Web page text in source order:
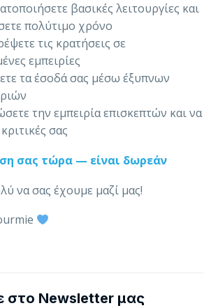
βασικές λειτουργίες και
πολύτιμο χρόνο
τις κρατήσεις σε
εμπειρίες
τα έσοδά σας μέσω έξυπνων
την εμπειρία επισκεπτών και να
σας
σας τώρα — είναι δωρεάν
να σας έχουμε μαζί μας!
στο Newsletter μας